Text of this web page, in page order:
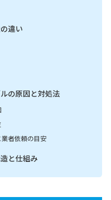
違い
の原因と対処法
者依頼の目安
と仕組み